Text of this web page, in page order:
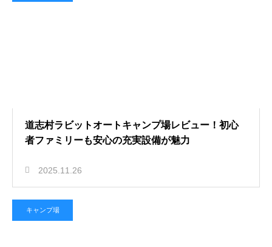
道志村ラビットオートキャンプ場レビュー！初心
者ファミリーも安心の充実設備が魅力
2025.11.26
キャンプ場